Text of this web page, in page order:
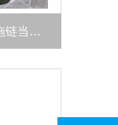
35系列现货供应35*100塑料拖链当天发货